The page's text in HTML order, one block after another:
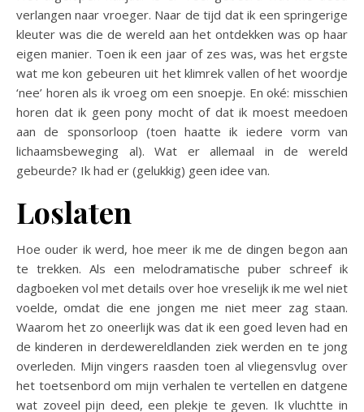
verlangen naar vroeger. Naar de tijd dat ik een springerige
kleuter was die de wereld aan het ontdekken was op haar
eigen manier. Toen ik een jaar of zes was, was het ergste
wat me kon gebeuren uit het klimrek vallen of het woordje
‘nee’ horen als ik vroeg om een snoepje. En oké: misschien
horen dat ik geen pony mocht of dat ik moest meedoen
aan de sponsorloop (toen haatte ik iedere vorm van
lichaamsbeweging al). Wat er allemaal in de wereld
gebeurde? Ik had er (gelukkig) geen idee van.
Loslaten
Hoe ouder ik werd, hoe meer ik me de dingen begon aan
te trekken. Als een melodramatische puber schreef ik
dagboeken vol met details over hoe vreselijk ik me wel niet
voelde, omdat die ene jongen me niet meer zag staan.
Waarom het zo oneerlijk was dat ik een goed leven had en
de kinderen in derdewereldlanden ziek werden en te jong
overleden. Mijn vingers raasden toen al vliegensvlug over
het toetsenbord om mijn verhalen te vertellen en datgene
wat zoveel pijn deed, een plekje te geven. Ik vluchtte in